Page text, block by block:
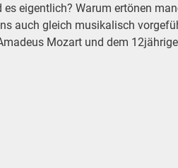
eigentlich? Warum ertönen
auch gleich musikalisch
Mozart und dem